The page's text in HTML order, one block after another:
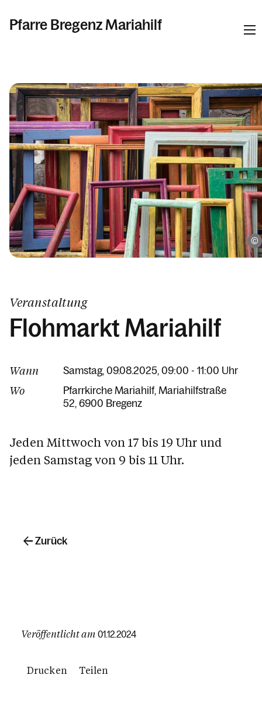
Pfarre Bregenz Mariahilf
Kalender
Personen
Kontakt
Veranstaltung
Flohmarkt Mariahilf
Wann Samstag, 09.08.2025, 09:00 - 11:00 Uhr
Wo Pfarrkirche Mariahilf Mariahilfstraße
52 6900 Bregenz
Jeden Mittwoch von 17 bis 19 Uhr und
jeden Samstag von 9 bis 11 Uhr.
Veröffentlicht am 01.12.2024
Drucken Teilen
Zurück